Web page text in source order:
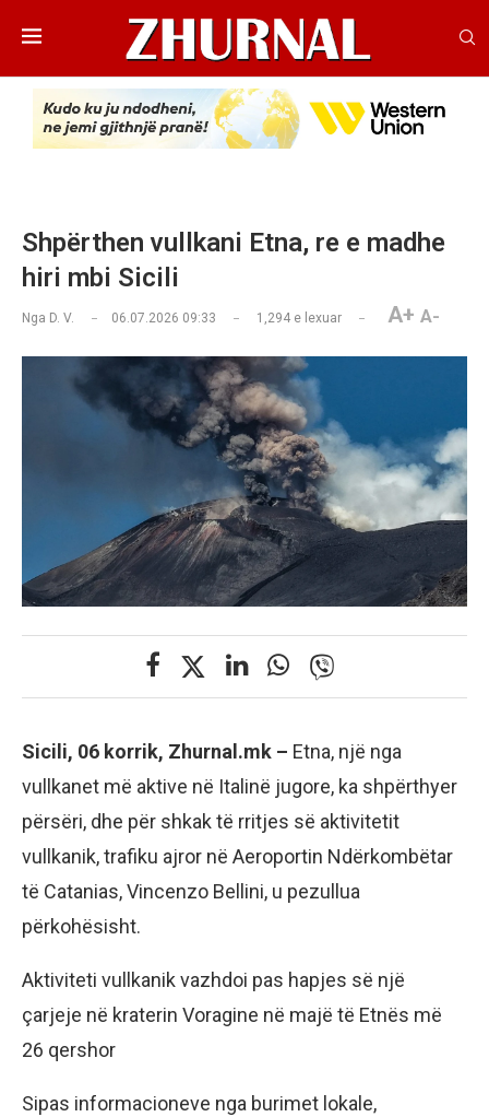
Shpërthen vullkani Etna, re e madhe
hiri mbi Sicili
Nga D. V. 06.07.2026 09:33 1,294 e lexuar A+ A-
Sicili, 06 korrik, Zhurnal.mk – Etna, një nga
vullkanet më aktive në Italinë jugore, ka shpërthyer
përsëri, dhe për shkak të rritjes së aktivitetit
vullkanik, trafiku ajror në Aeroportin Ndërkombëtar
të Catanias, Vincenzo Bellini, u pezullua
përkohësisht.
Aktiviteti vullkanik vazhdoi pas hapjes së një
çarjeje në kraterin Voragine në majë të Etnës më
26 qershor
Sipas informacioneve nga burimet lokale,